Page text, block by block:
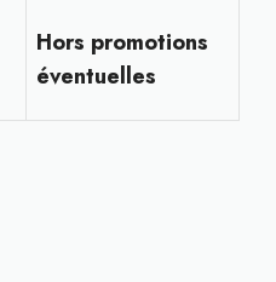
Hors promotions
éventuelles